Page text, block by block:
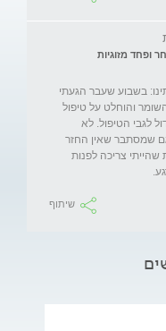
מאוחר ופחד מזוגיות
בשבוע שעבר הגעתי
והוחלט על טיפול
לגבי הטיפול. לא
שמסתבר שאין החזר
שהייתי צריכה לפנות
שיתוף